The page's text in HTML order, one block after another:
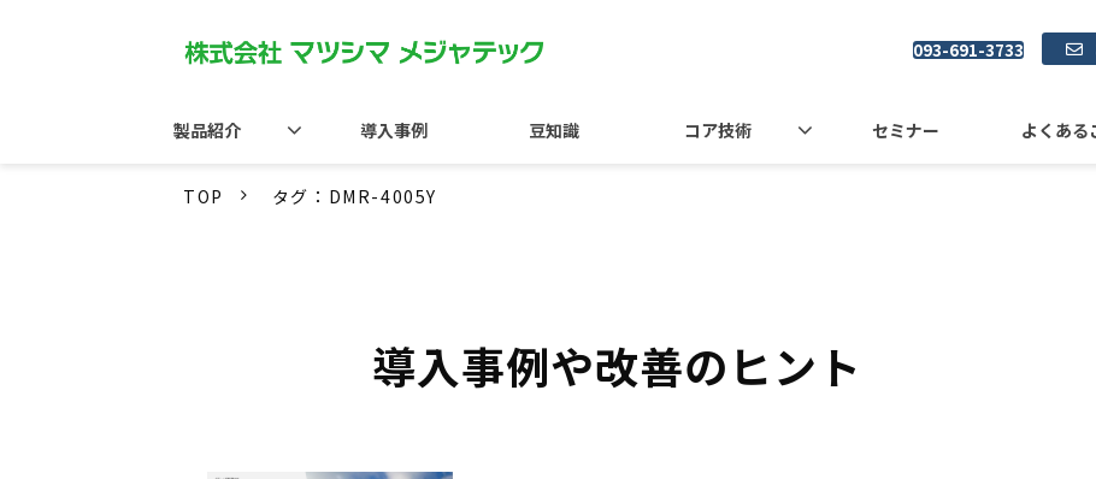
093-691-3733
製品紹介 導入事例 豆知識 コア技術 セミナー よくある
TOP タグ：DMR-4005Y
導入事例や改善のヒント